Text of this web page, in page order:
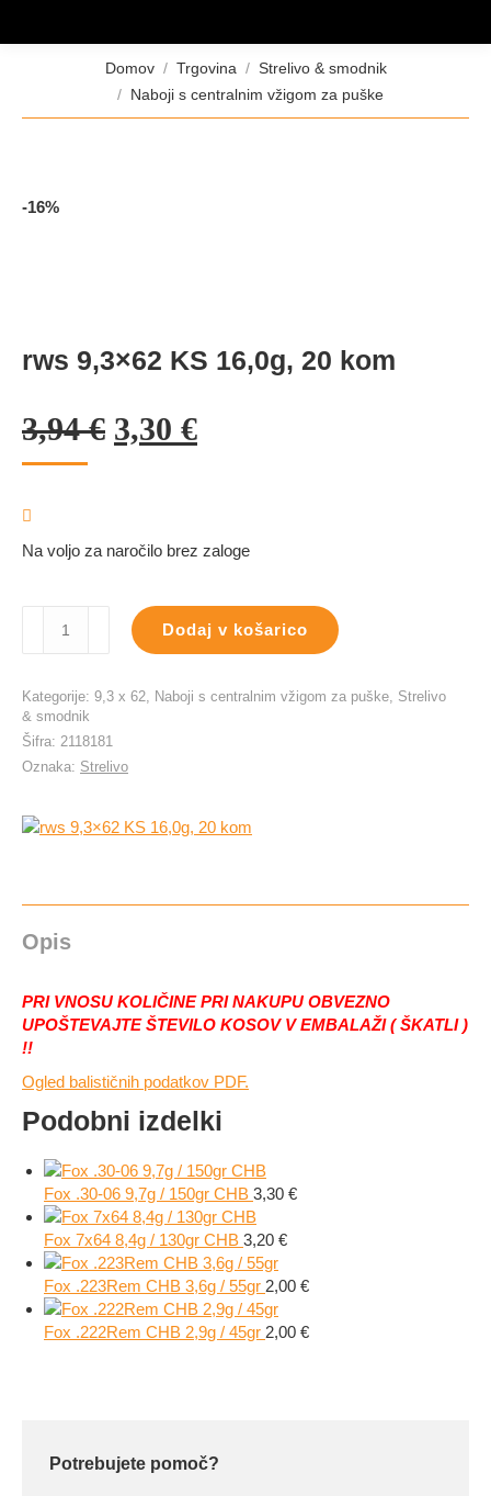
Domov Trgovina
Strelivo & smodnik
Naboji s centralnim vžigom za puške
-16%
rws 9,3×62 KS 16,0g, 20 kom
3,94€ Izvirna
bila:
3,30 €Trenutna
3,30 €.
Na voljo za naročilo brez zaloge
9,3x62
20
kom
Dodaj v košarico
Kategorije: 9,3 x 62, Naboji s centralnim vžigom za puške, Strelivo
& smodnik
Šifra: 2118181
Oznaka: Strelivo
Opis
PRI VNOSU KOLIČINE PRI NAKUPU OBVEZNO
UPOŠTEVAJTE ŠTEVILO KOSOV V EMBALAŽI ( ŠKATLI )
!!
Ogled balističnih podatkov PDF.
Podobni izdelki
Fox .30-06 9,7g / 150gr CHB 3,30 €
Fox 7x64 8,4g / 130gr CHB 3,20 €
Fox .223Rem CHB 3,6g / 55gr 2,00 €
Fox .222Rem CHB 2,9g / 45gr 2,00 €
Potrebujete pomoč?